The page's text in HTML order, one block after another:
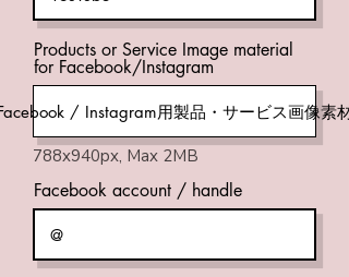
Products or Service Image material
for Facebook/Instagram
/ Instagram用製品・サービス画像素材
788x940px, Max 2MB
Facebook account / handle